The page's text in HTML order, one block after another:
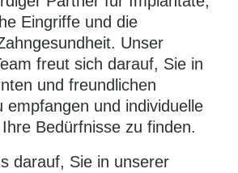
Eingriffe und die
Unser
freut sich darauf, Sie in
und freundlichen
empfangen und individuelle
Bedürfnisse zu finden.
darauf, Sie in unserer